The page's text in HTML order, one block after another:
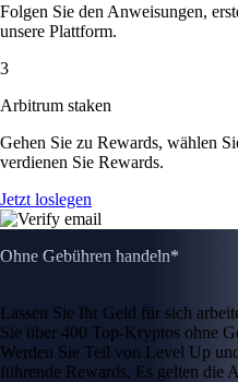
Folgen Sie den Anweisungen,
unsere Plattform.
3
Arbitrum staken
Gehen Sie zu Rewards, wählen
verdienen Sie Rewards.
Jetzt loslegen
Ohne Gebühren handeln*
Lassen Sie Ihr Geld für sich
Sie über 400 Top-Kryptos ohne
Werden Sie Teil von Level Up
führende Rewards. Es gelten die